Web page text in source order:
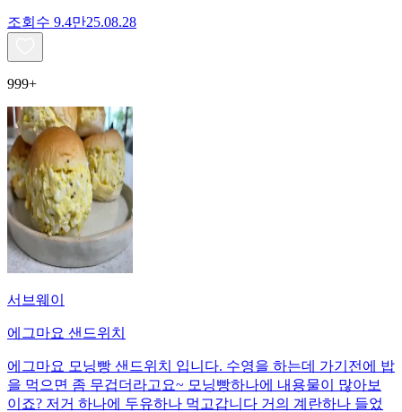
조회수 9.4만25.08.28
999+
서브웨이
에그마요 샌드위치
에그마요 모닝빵 샌드위치 입니다. 수영을 하는데 가기전에 밥
을 먹으면 좀 무겁더라고요~ 모닝빵하나에 내용물이 많아보
이죠? 저거 하나에 두유하나 먹고갑니다 거의 계란하나 들었